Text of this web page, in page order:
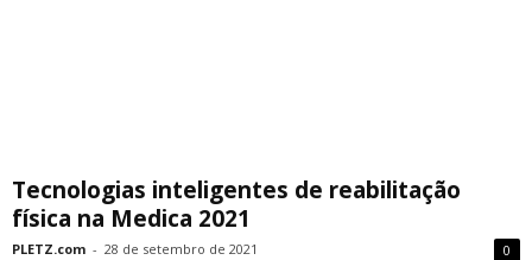
Tecnologias inteligentes de reabilitação
física na Medica 2021
PLETZ.com - 28 de setembro de 2021 0